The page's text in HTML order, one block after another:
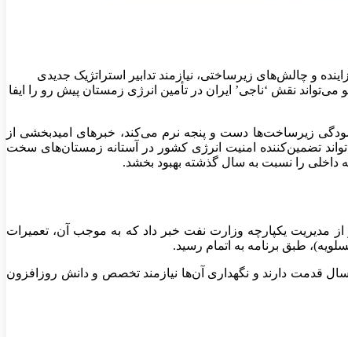
و چالش‌های زیرساختی، نیازمند تدابیر استراتژیک جدیدی
نقش ‘ناجی’ ایران در تأمین انرژی زمستان پیش رو را ایفا
زیرساخت‌ها دست و پنجه نرم می‌کند، خبرهای امیدبخشی از
تضمین‌کننده امنیت انرژی کشور در آستانه زمستان‌های سخت
داخلی را نسبت به سال گذشته بهبود بخشد.
مدیریت یکپارچه وزارت نفت خبر داد که به موجب آن، تعمیرات
توکلی با تأکید بر پایداری مطلوب شبکه، مهم‌ترین چالش فعلی را سن بالای تأسیسات دانست؛ جایی که برخی خطوط سراسری بیش از ۵۵ سال قدمت دارند و نگهداری آن‌ها نیازمند تخصص و دانش روزافزون